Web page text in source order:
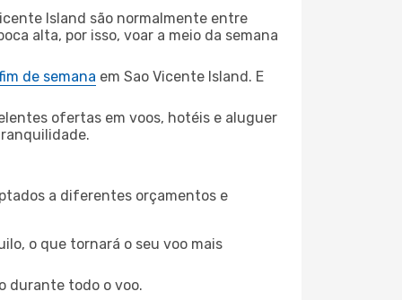
Island são normalmente entre
alta, por isso, voar a meio da semana
de semana em Sao Vicente Island. E
ofertas em voos, hotéis e aluguer
a diferentes orçamentos e
o que tornará o seu voo mais
durante todo o voo.